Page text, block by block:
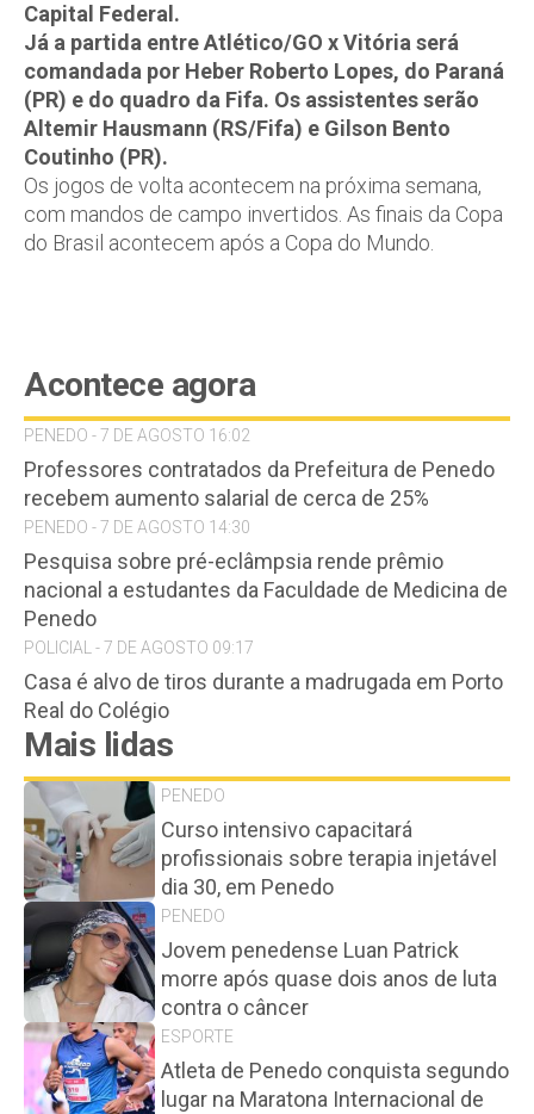
Capital Federal.
Já a partida entre Atlético/GO x Vitória será
comandada por Heber Roberto Lopes, do Paraná
(PR) e do quadro da Fifa. Os assistentes serão
Altemir Hausmann (RS/Fifa) e Gilson Bento
Coutinho (PR).
Os jogos de volta acontecem na próxima semana,
com mandos de campo invertidos. As finais da Copa
do Brasil acontecem após a Copa do Mundo.
Acontece agora
PENEDO - 7 DE AGOSTO 16:02
Professores contratados da Prefeitura de Penedo
recebem aumento salarial de cerca de 25%
PENEDO - 7 DE AGOSTO 14:30
Pesquisa sobre pré-eclâmpsia rende prêmio
nacional a estudantes da Faculdade de Medicina de
Penedo
POLICIAL - 7 DE AGOSTO 09:17
Casa é alvo de tiros durante a madrugada em Porto
Real do Colégio
Mais lidas
PENEDO
Curso intensivo capacitará
profissionais sobre terapia injetável
dia 30, em Penedo
PENEDO
Jovem penedense Luan Patrick
morre após quase dois anos de luta
contra o câncer
ESPORTE
Atleta de Penedo conquista segundo
lugar na Maratona Internacional de